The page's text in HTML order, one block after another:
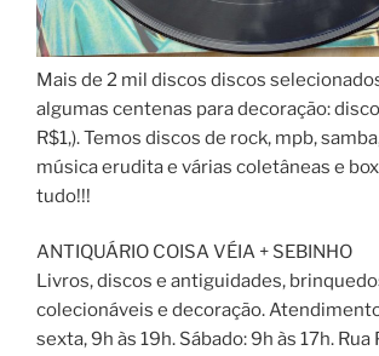
Mais de 2 mil discos discos
algumas centenas para decoração:
R$1,). Temos discos de rock, mpb,
música erudita e várias coletâneas e
tudo!!!
ANTIQUÁRIO COISA VÉIA + SEBINHO
Livros, discos e antiguidades,
colecionáveis e decoração.
sexta, 9h às 19h. Sábado: 9h às 17h. Rua